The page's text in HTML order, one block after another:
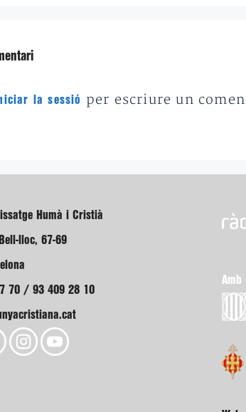
la sessió per escriure un
Humà i Cristià
lloc, 67-69
70 / 93 409 28 10
Amb